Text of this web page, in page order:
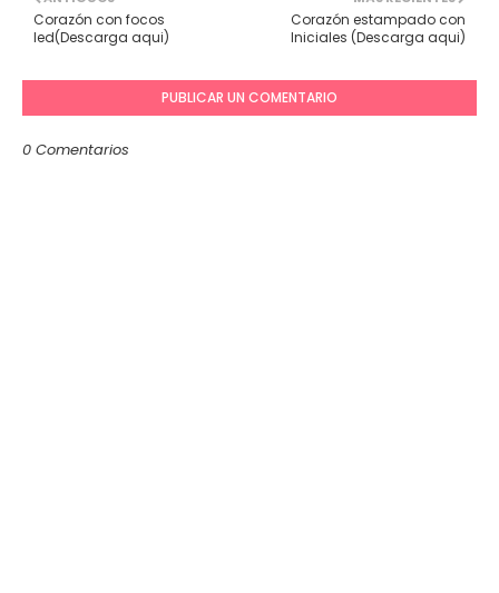
Corazón estampado con
Iniciales (Descarga aqui)
Corazón con focos
led(Descarga aqui)
PUBLICAR UN COMENTARIO
0 Comentarios